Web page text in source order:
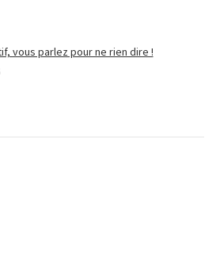
vous parlez pour ne rien dire !